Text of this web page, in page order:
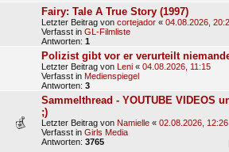
Fairy: Tale A True Story (1997)
Letzter Beitrag von cortejador « 04.08.2026,
Verfasst in GL-Filmliste
Antworten: 1
Polizist gibt vor er verurteilt
Letzter Beitrag von Leni « 04.08.2026, 11:15
Verfasst in Medienspiegel
Antworten: 3
Sammelthread - YOUTUBE VIDEOS
;)
Letzter Beitrag von Namielle « 02.08.2026, 12:26
Verfasst in Girls Media
Antworten: 3765